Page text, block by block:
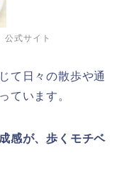
公式サイト
て日々の散歩や通
ています。
感が、歩くモチベ